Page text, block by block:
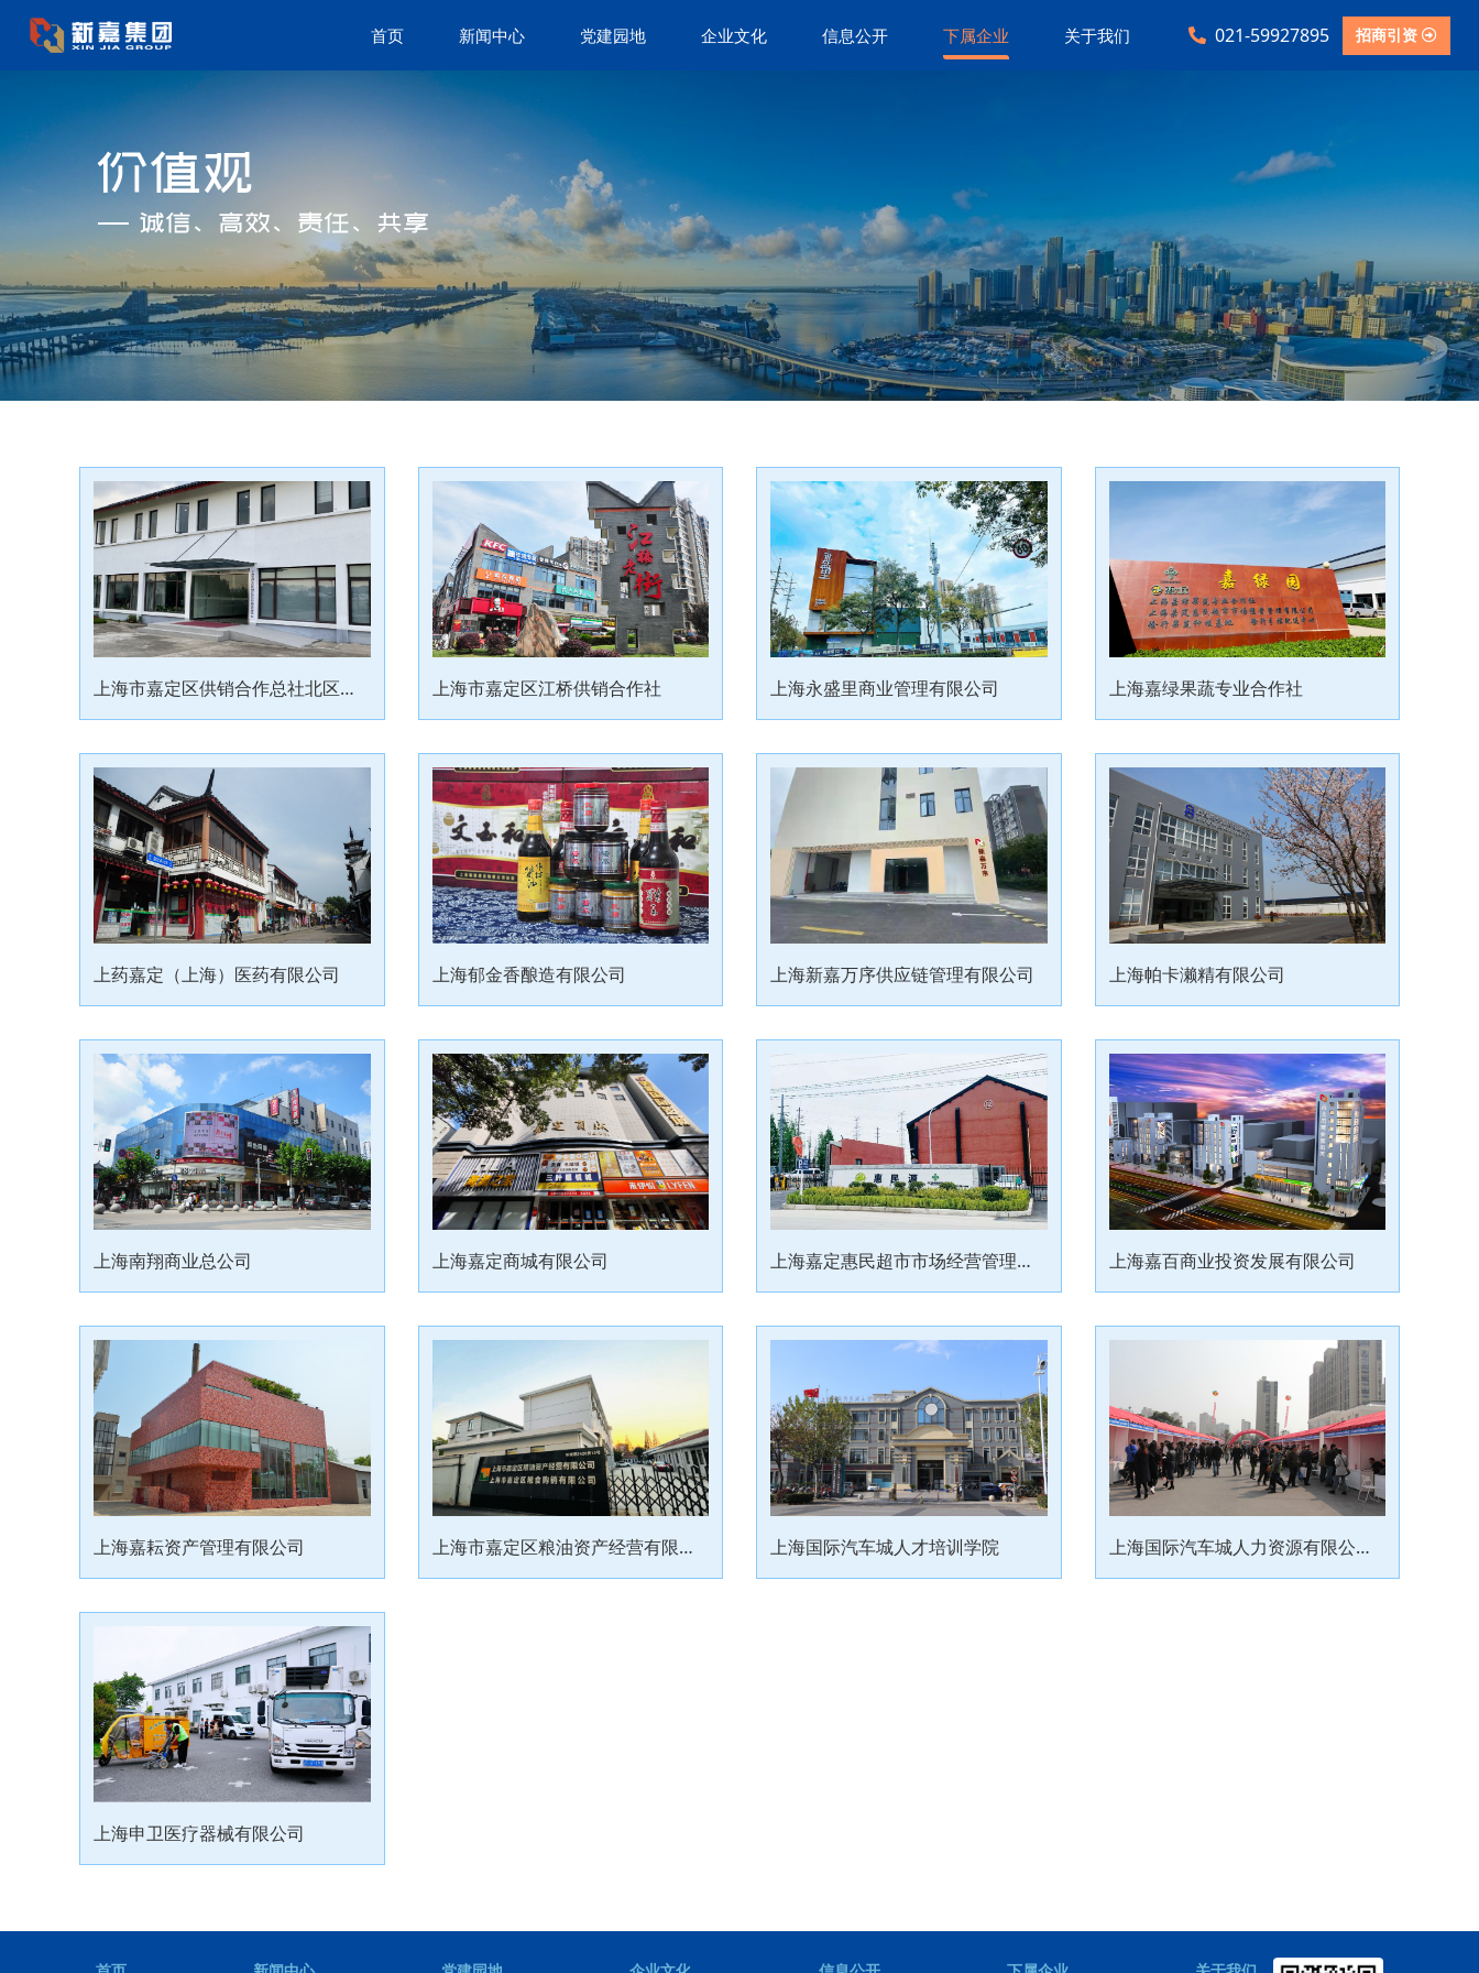
首页 新闻中心 党建园地 企业文化 信息公开 下属企业 关于我们 021-59927895 招商引资
上海市嘉定区供销合作总社北区管理中心 上海市嘉定区江桥供销合作社 上海永盛里商业管理有限公司 上海嘉绿果蔬专业合作社
上药嘉定（上海）医药有限公司 上海郁金香酿造有限公司 上海新嘉万序供应链管理有限公司 上海帕卡濑精有限公司
上海南翔商业总公司 上海嘉定商城有限公司 上海嘉定惠民超市市场经营管理有限公司 上海嘉百商业投资发展有限公司
上海嘉耘资产管理有限公司 上海市嘉定区粮油资产经营有限公司（上海市嘉定区粮食购销有限公司） 上海国际汽车城人才培训学院 上海国际汽车城人力资源有限公司（上海嘉定劳动资源公司）
上海申卫医疗器械有限公司